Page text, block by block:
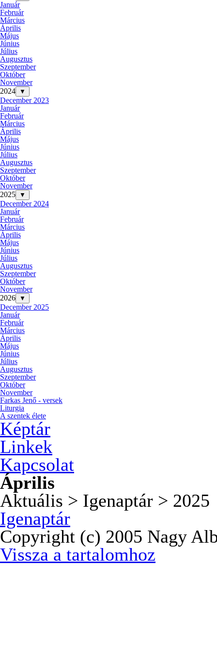
Január
Február
Március
Április
Május
Június
Július
Augusztus
Szeptember
Október
November
2024
▼
December 2023
Január
Február
Március
Április
Május
Június
Július
Augusztus
Szeptember
Október
November
2025
▼
December 2024
Január
Február
Március
Április
Május
Június
Július
Augusztus
Szeptember
Október
November
2026
▼
December 2025
Január
Február
Március
Április
Május
Június
Július
Augusztus
Szeptember
Október
November
Farkas Jenő - versek
Liturgia
A szentek élete
Képtár
Linkek
Kapcsolat
Április
Aktuális > Igenaptár > 2025
Igenaptár
Copyright (c) 2005 Nagy
Vissza a tartalomhoz